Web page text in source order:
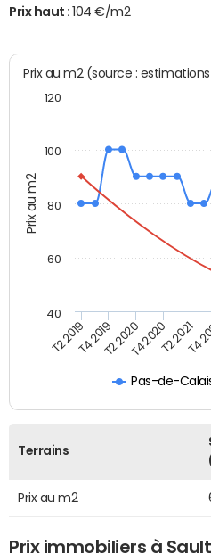
Prix haut :104 €/m2
Prix au m2
Prix au m2 (source : estimations
Pas-de-
T2 2019T4 2019T2 2020T4 2020T2 2021
T4
40
60
80
100
120
Terrains
Prix au m2
Prix immobiliers à